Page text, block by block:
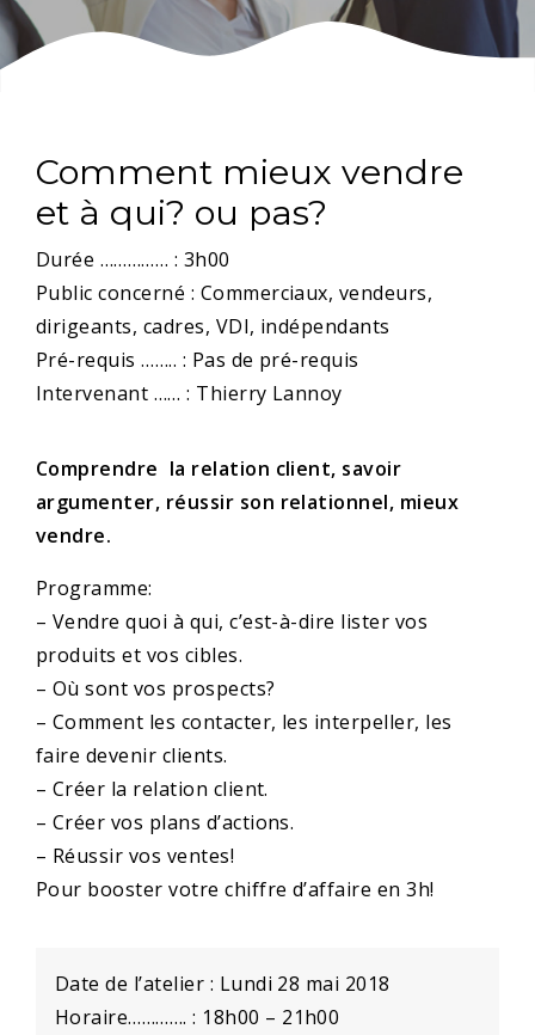
Comment mieux vendre
et à qui? ou pas?
Durée …………… : 3h00
Public concerné : Commerciaux, vendeurs,
dirigeants, cadres, VDI, indépendants
Pré-requis …….. : Pas de pré-requis
Intervenant …… : Thierry Lannoy
Comprendre la relation client, savoir
argumenter, réussir son relationnel, mieux
vendre.
Programme:
– Vendre quoi à qui, c’est-à-dire lister vos
produits et vos cibles.
– Où sont vos prospects?
– Comment les contacter, les interpeller, les
faire devenir clients.
– Créer la relation client.
– Créer vos plans d’actions.
– Réussir vos ventes!
Pour booster votre chiffre d’affaire en 3h!
Date de l’atelier : Lundi 28 mai 2018
Horaire…………. : 18h00 – 21h00